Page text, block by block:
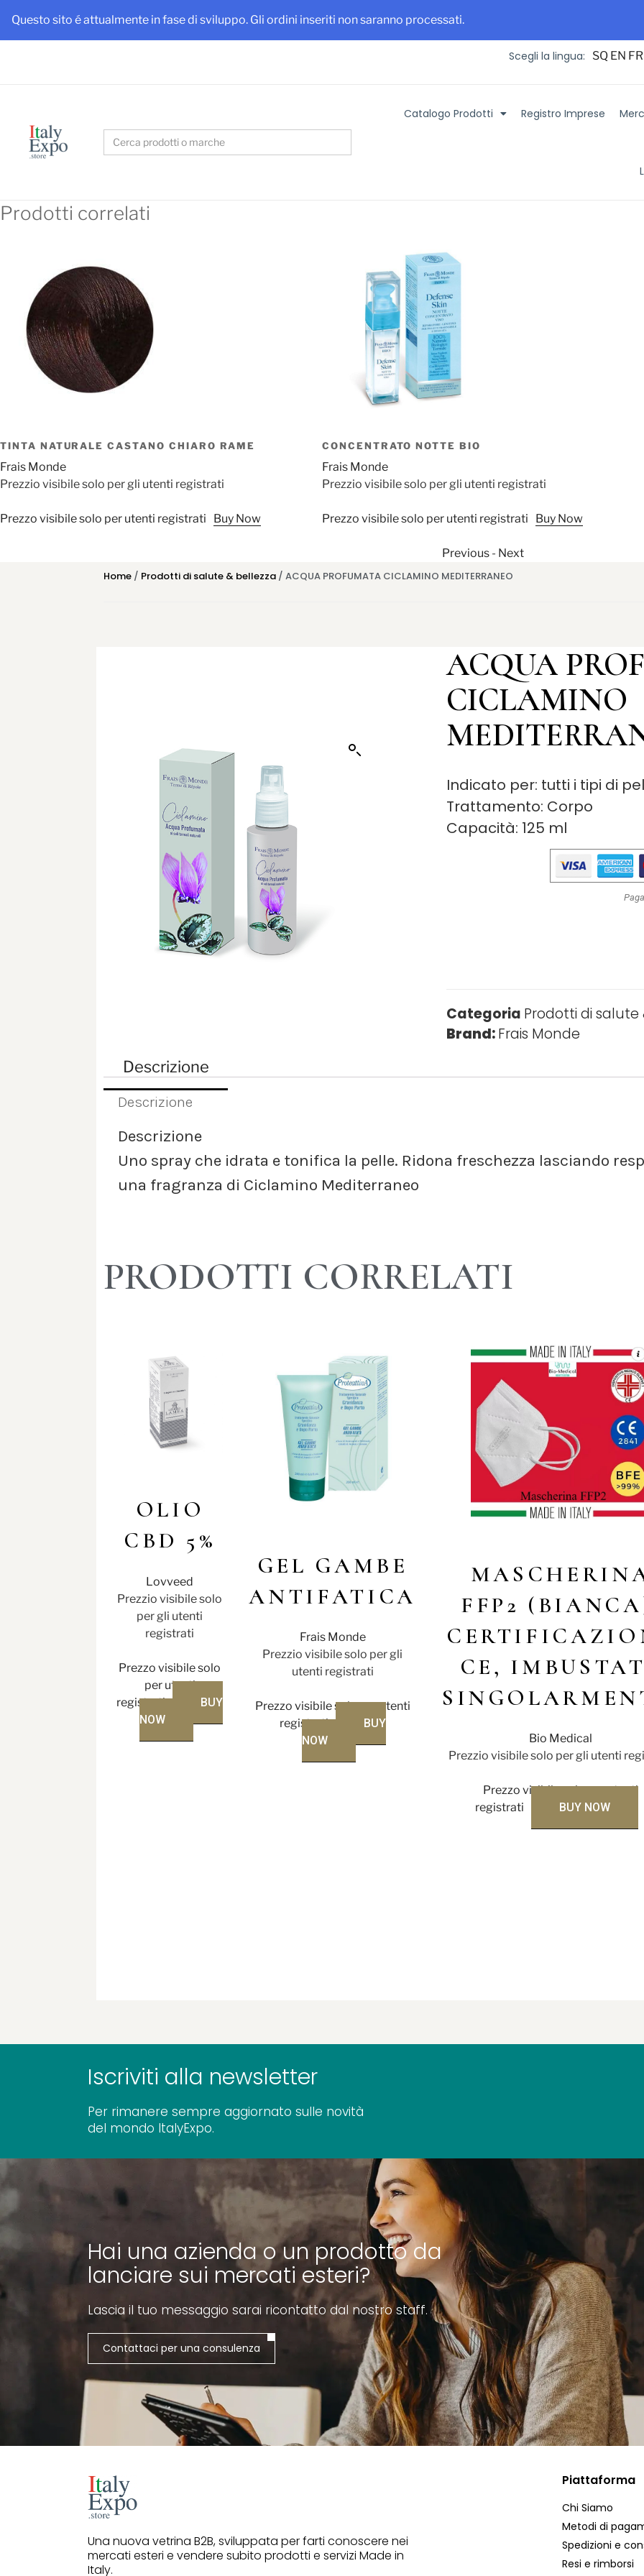
Questo sito é attualmente in fase di sviluppo. Gli ordini inseriti non saranno processati.
Ottieni maggiore visibilità per la tua azienda e i tuoi prodotti
Scegli la lingua: SQ EN FR
Search
for:
Catalogo Prodotti Registro Imprese
Prodotti correlati
TINTA NATURALE CASTANO CHIARO RAME
Frais Monde
Prezzio visibile solo per gli utenti registrati
Prezzo visibile solo per utenti registrati Buy Now
CONCENTRATO NOTTE BIO
Frais Monde
Prezzio visibile solo per gli utenti registrati
Prezzo visibile solo per utenti registrati Buy Now
Previous - Next
Home / Prodotti di salute & bellezza / ACQUA PROFUMATA CICLAMINO MEDITERRANEO
ACQUA
CICLAMINO
Indicato per: tutti i tipi di
Trattamento: Corpo
Capacità: 125 ml
Categoria Prodotti di salute
Brand:Frais Monde
Descrizione
Descrizione
Descrizione
Uno spray che idrata e tonifica la pelle. Ridona freschezza lasciando
una fragranza di Ciclamino Mediterraneo
PRODOTTI CORRELATI
OLIO
CBD 5%
Lovveed
Prezzio visibile solo
per gli utenti
registrati
Prezzo visibile solo
per utenti
registrati
BUY
NOW
GEL GAMBE
ANTIFATICA
Frais Monde
Prezzio visibile solo per gli
utenti registrati
Prezzo visibile solo per utenti
registrati
BUY
NOW
FFP2
CE,
Bio Medical
Prezzio visibile solo per gli utenti
Prezzo visibile solo per utenti
registrati
BUY NOW
Iscriviti alla newsletter
Per rimanere sempre aggiornato sulle novità
del mondo ItalyExpo.
Hai una azienda o un prodotto da
lanciare sui mercati esteri?
Lascia il tuo messaggio sarai ricontatto dal nostro staff.
Contattaci per una consulenza
Una nuova vetrina B2B, sviluppata per farti conoscere nei
mercati esteri e vendere subito prodotti e servizi Made in
Italy.
Piattaforma
Chi Siamo
Metodi di
Spedizioni e
Resi e rimborsi